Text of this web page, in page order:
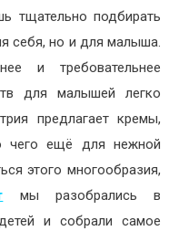
тщательно подбирать
себя, но и для малыша.
и требовательнее
для малышей легко
предлагает кремы,
чего ещё для нежной
этого многообразия,
мы разобрались в
и собрали самое